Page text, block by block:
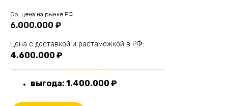
Cр. цена на рынке РФ:
6.000.000 ₽
Цена с доставкой и растаможкой в РФ:
4.600.000 ₽
............................................................................
выгода: 1.400.000 ₽